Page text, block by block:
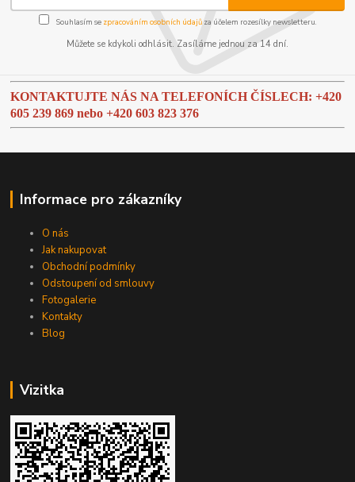
Souhlasím se zpracováním osobních údajůza účelem rozesílky newsletteru.
Můžete se kdykoli odhlásit. Zasíláme jednou za 14 dní.
KONTAKTUJTE NÁS NA TELEFONÍCH ČÍSLECH: +420
605 239 869 nebo+420 603 823 376
Informace pro zákazníky
O nás
Jak nakupovat
Obchodní podmínky
Odstoupení od smlouvy
Fotogalerie
Kontakty
Blog
Vizitka